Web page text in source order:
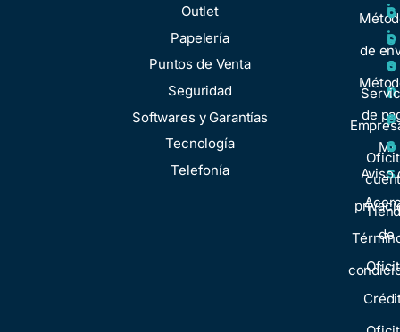
Outlet
Papelería
Puntos de Venta
Seguridad
Softwares y Garantías
Tecnología
Telefonía
de
de
Mi
o
s
o
t
r
o
s
de
c
i
o
n
e
s
Aviso
i
o
s